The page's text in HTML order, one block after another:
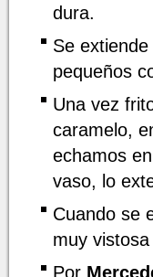
dura.
Se
pequeños
Una vez
caramelo,
echamos
vaso, lo
Cuando se
muy
Por